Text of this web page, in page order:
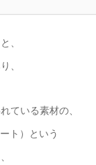
、
、
ている素材の、
ト）という